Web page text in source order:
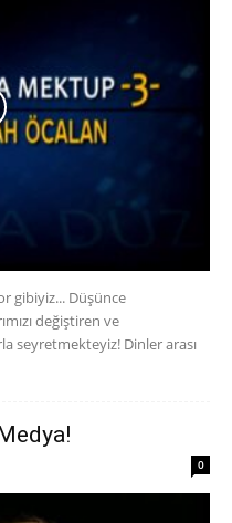
gibiyiz... Düşünce
değiştiren ve
seyretmekteyiz! Dinler arası
0